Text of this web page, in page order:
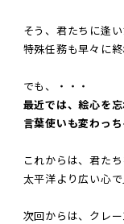
そう、君たちに逢
特殊任務も早々に
でも、・・・
最近では、絵心を忘
言葉使いも変わっ
これからは、君た
太平洋より広い心で
次回からは、クレ